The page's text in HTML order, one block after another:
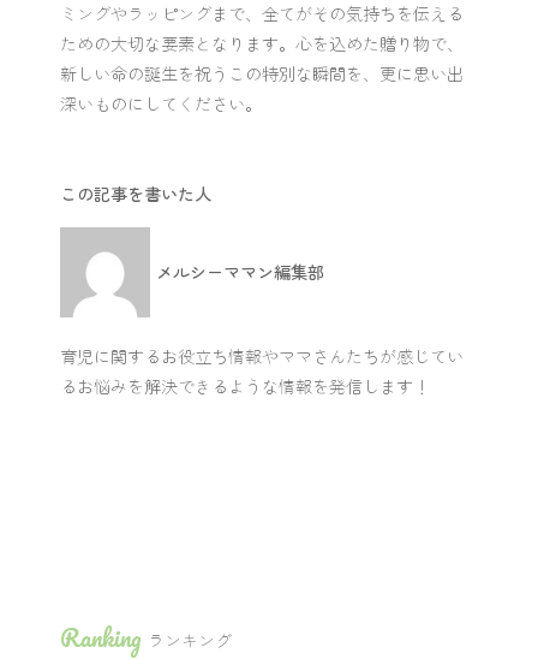
ミングやラッピングまで、全てがその気持ちを伝える
ための大切な要素となります。心を込めた贈り物で、
新しい命の誕生を祝うこの特別な瞬間を、更に思い出
深いものにしてください。
この記事を書いた人
メルシーママン編集部
育児に関するお役立ち情報やママさんたちが感じてい
るお悩みを解決できるような情報を発信します！
Ranking ランキング